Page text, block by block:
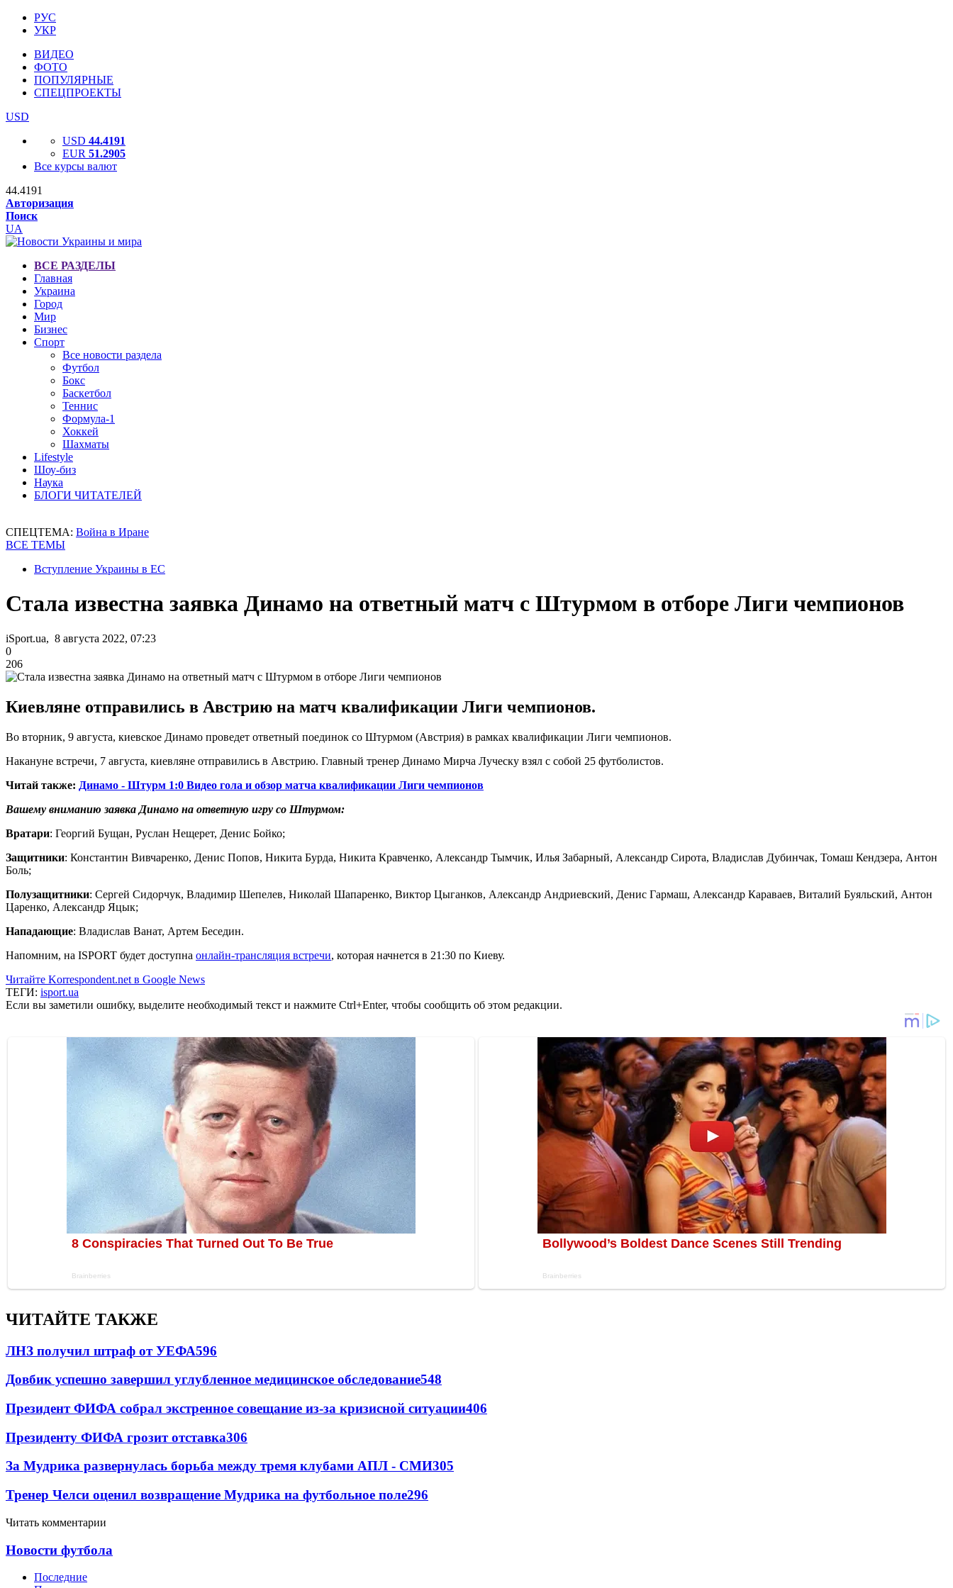
РУС
УКР
ВИДЕО
ФОТО
ПОПУЛЯРНЫЕ
СПЕЦПРОЕКТЫ
USD
USD 44.4191
EUR 51.2905
Все курсы валют
44.4191
Авторизация
Поиск
UA
ВСЕ РАЗДЕЛЫ
Главная
Украина
Город
Мир
Бизнес
Спорт
Все новости раздела
Футбол
Бокс
Баскетбол
Теннис
Формула-1
Хоккей
Шахматы
Lifestyle
Шоу-биз
Наука
БЛОГИ ЧИТАТЕЛЕЙ
СПЕЦТЕМА: Война в Иране
ВСЕ ТЕМЫ
Вступление Украины в ЕС
Стала известна заявка Динамо на ответный матч с Штурмом в отборе Лиги чемпионов
iSport.ua, 8 августа 2022, 07:23
0
206
Киевляне отправились в Австрию на матч квалификации Лиги чемпионов.
Во вторник, 9 августа, киевское Динамо проведет ответный поединок со Штурмом (Австрия) в рамках квалификации Лиги чемпионов.
Накануне встречи, 7 августа, киевляне отправились в Австрию. Главный тренер Динамо Мирча Луческу взял с собой 25 футболистов.
Читай также: Динамо - Штурм 1:0 Видео гола и обзор матча квалификации Лиги чемпионов
Вашему вниманию заявка Динамо на ответную игру со Штурмом:
Вратари: Георгий Бущан, Руслан Нещерет, Денис Бойко;
Защитники: Константин Вивчаренко, Денис Попов, Никита Бурда, Никита Кравченко, Александр Тымчик, Илья Забарный, Александр Сирота, Владислав Дубинчак, Томаш Кендзера, Антон
Боль;
Полузащитники: Сергей Сидорчук, Владимир Шепелев, Николай Шапаренко, Виктор Цыганков, Александр Андриевский, Денис Гармаш, Александр Караваев, Виталий Буяльский, Антон
Царенко, Александр Яцык;
Нападающие: Владислав Ванат, Артем Беседин.
Напомним, на ISPORT будет доступна онлайн-трансляция встречи, которая начнется в 21:30 по Киеву.
Читайте Korrespondent.net в Google News
ТЕГИ: isport.ua
Если вы заметили ошибку, выделите необходимый текст и нажмите Ctrl+Enter, чтобы сообщить об этом редакции.
ЧИТАЙТЕ ТАКЖЕ
ЛНЗ получил штраф от УЕФА596
Довбик успешно завершил углубленное медицинское обследование548
Президент ФИФА собрал экстренное совещание из-за кризисной ситуации406
Президенту ФИФА грозит отставка306
За Мудрика развернулась борьба между тремя клубами АПЛ - СМИ305
Тренер Челси оценил возвращение Мудрика на футбольное поле296
Читать комментарии
Новости футбола
Последние